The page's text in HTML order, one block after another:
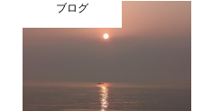
ブログ